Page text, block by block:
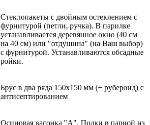
Стеклопакеты с двойным остеклением с
фурнитурой (петли, ручка). В парилке
устанавливается деревянное окно (40 см
на 40 см) или "отдушина" (на Ваш выбор)
с фурнитурой. Устанавливаются обсадные
ройки.
Брус в два ряда 150х150 мм (+ рубероид) с
антисептированием
Осиновая вагонка "А". Полки в парной из